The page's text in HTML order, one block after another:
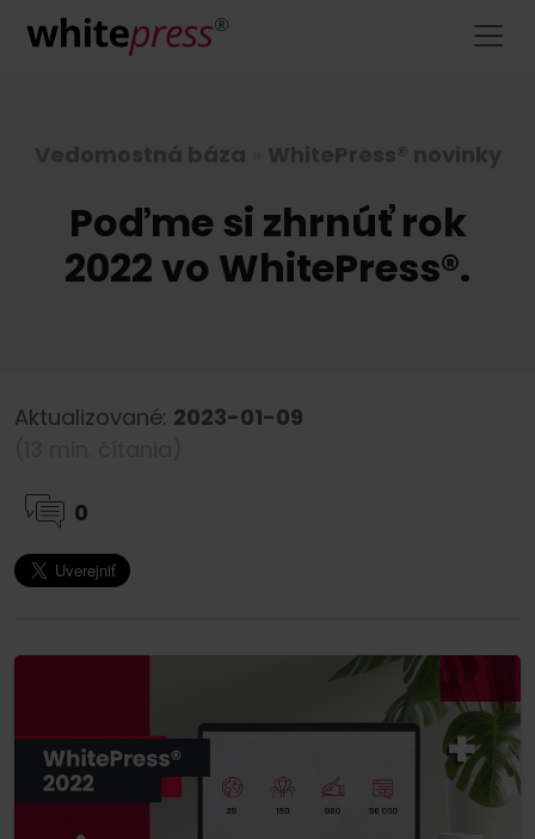
Vedomostná báza WhitePress® novinky
Poďme si zhrnúť rok
2022 vo WhitePress®.
Aktualizované: 2023-01-09
0